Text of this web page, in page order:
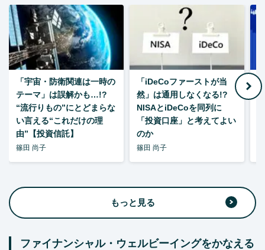
「宇宙・防衛関連は一時の
テーマ」は誤解かも…!?
“流行りもの”にとどまらな
い言える“これだけの理
由”【投資信託】
篠田 尚子
「iDeCoファーストが当
然」は通用しなくなる!?
NISAとiDeCoを同列に
「投資口座」と考えてよい
のか
篠田 尚子
もっと見る
ファイナンシャル・ウェルビーイングをかなえる